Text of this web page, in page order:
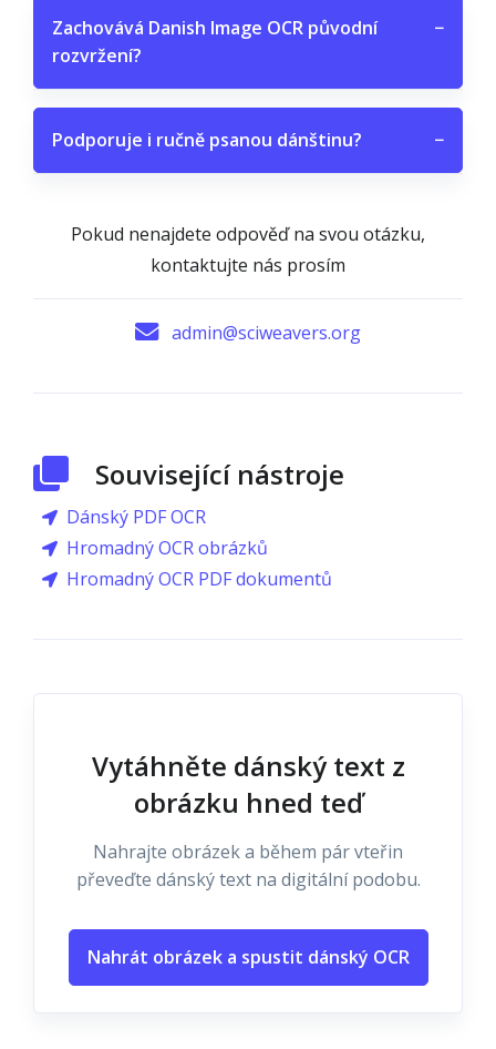
Zachovává Danish Image OCR původní
rozvržení?
−
Podporuje i ručně psanou dánštinu? −
Pokud nenajdete odpověď na svou otázku,
kontaktujte nás prosím
admin@sciweavers.org
Související nástroje
Dánský PDF OCR
Hromadný OCR obrázků
Hromadný OCR PDF dokumentů
Vytáhněte dánský text z
obrázku hned teď
Nahrajte obrázek a během pár vteřin
převeďte dánský text na digitální podobu.
Nahrát obrázek a spustit dánský OCR